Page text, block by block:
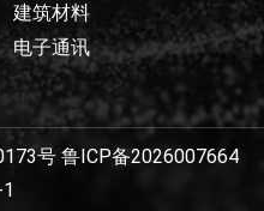
建筑材料
电子通讯
号 鲁ICP备2026007664